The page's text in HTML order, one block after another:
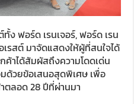
ง ฟอร์ด เรนเจอร์, ฟอร์ด เรน
เรสต์ มาจัดแสดงให้ผู้ที่สนใจได้
ค้าได้สัมผัสถึงความโดดเด่น
ด้วยข้อเสนอสุดพิเศษ เพื่อ
ตลอด 28 ปีที่ผ่านมา